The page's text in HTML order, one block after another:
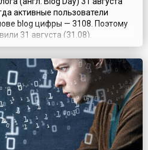
активные пользователи
blog цифры — 3108. Поэтому
31 августа (31.08).
посвятить его
разных стран и с разными
написать короткие
и 3...